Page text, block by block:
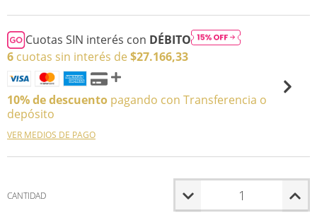
Cuotas SIN interés con DÉBITO
6 cuotas sin interés de $27.166,33
10% de descuento pagando con Transferencia o
depósito
VER MEDIOS DE PAGO
CANTIDAD